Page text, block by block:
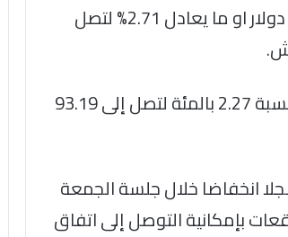
وسجلت العقود الآجلة للخام الأمريكي ارتفاعا بمقدار 2.37 دولار او ما يعادل 2.71% لتصل
كما ارتفعت العقود الآجلة لخام برنت بمقدار 2.07 دولار او بنسبة 2.27 بالمئة لتصل إلى 93.19
انخفاضا خلال جلسة الجمعة
الترتيب وسط توقعات بإمكانية التوصل إلى اتفاق